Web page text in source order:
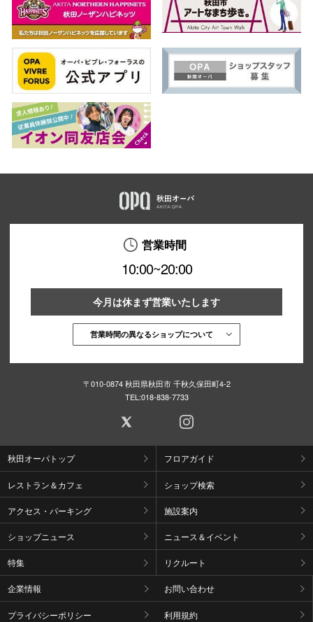
営業時間
10:00~20:00
今月は休まず営業いたします
営業時間の異なるショップについて
〒010-0874 秋田県秋田市 千秋久保田町4-2
TEL:018-838-7733
秋田オーパトップ フロアガイド
レストラン＆カフェ ショップ検索
アクセス・パーキング 施設案内
ショップニュース ニュース＆イベント
特集 リクルート
企業情報 お問い合わせ
プライバシーポリシー 利用規約